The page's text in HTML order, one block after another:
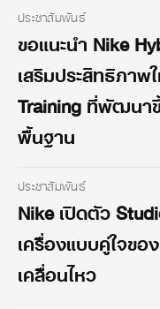
ประชาสัมพันธ์
ขอแนะนำ Nike
เสริมประสิทธิภาพ
Training ที่พัฒนา
พื้นฐาน
ประชาสัมพันธ์
Nike เปิดตัว
เครื่องแบบคู่ใจข
เคลื่อนไหว